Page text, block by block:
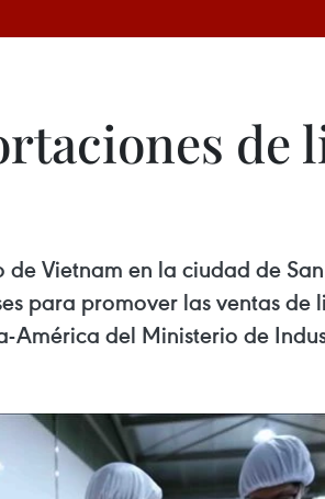
de
Vietnam en la ciudad de
para promover las ventas
América del Ministerio de